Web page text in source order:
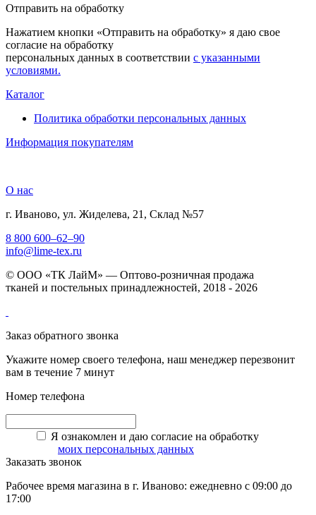
Отправить на обработку
Нажатием кнопки «Отправить на обработку» я даю свое
согласие на обработку
персональных данных в соответствии с указанными
условиями.
Каталог
Политика обработки персональных данных
Информация покупателям
О нас
г. Иваново, ул. Жиделева, 21, Склад №57
8 800 600–62–90
info@lime-tex.ru
© ООО «ТК ЛайМ» — Оптово-розничная продажа
тканей и постельных принадлежностей, 2018 - 2026
Заказ обратного звонка
Укажите номер своего телефона, наш менеджер перезвонит
вам в течение 7 минут
Номер телефона
Я ознакомлен и даю согласие на обработку
моих персональных данных
Заказать звонок
Рабочее время магазина в г. Иваново: ежедневно с 09:00 до
17:00